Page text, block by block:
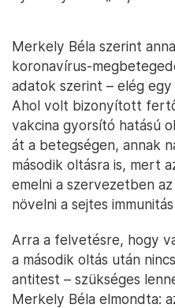
Merkely Béla szerint
koronavírus-
adatok szerint – elég
Ahol volt bizonyított
vakcina gyorsító hatású
át a betegségen, annak
második oltásra is, mert
emelni a szervezetben
növelni a sejtes
Arra a felvetésre, hogy
a második oltás után
antitest – szükséges
Merkely Béla elmondta: